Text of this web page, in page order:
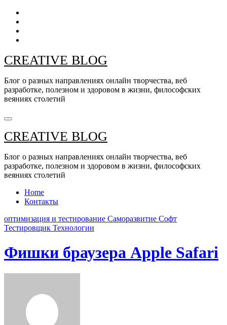
Перейти
содержанию
CREATIVE BLOG
Блог о разных направлениях онлайн творчества, веб
разработке, полезном и здоровом в жизни, философских
веяниях столетий
CREATIVE BLOG
Блог о разных направлениях онлайн творчества, веб
разработке, полезном и здоровом в жизни, философских
веяниях столетий
Home
Контакты
оптимизация и тестирование Саморазвитие Софт
Тестировщик Технологии
Фишки браузера Apple Safari